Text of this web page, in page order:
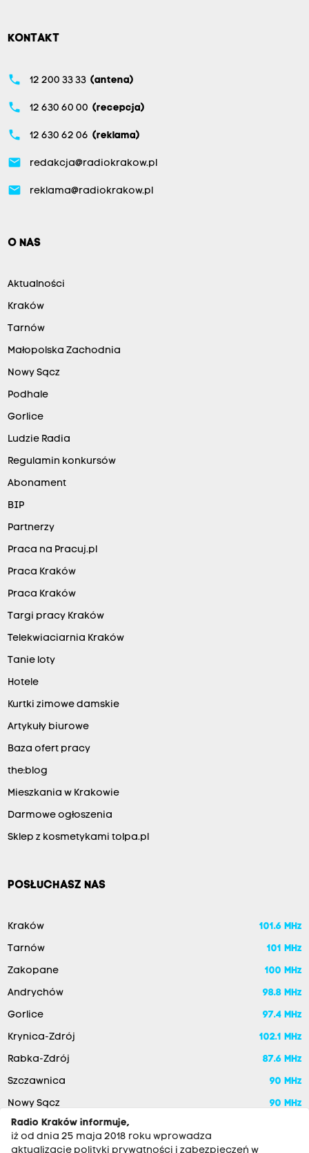
KONTAKT
phone 12 200 33 33 (antena)
phone 12 630 60 00 (recepcja)
phone 12 630 62 06 (reklama)
email redakcja@radiokrakow.pl
email reklama@radiokrakow.pl
O NAS
Aktualności
Kraków
Tarnów
Małopolska Zachodnia
Nowy Sącz
Podhale
Gorlice
Ludzie Radia
Regulamin konkursów
Abonament
BIP
Partnerzy
Praca na Pracuj.pl
Praca Kraków
Praca Kraków
Targi pracy Kraków
Telekwiaciarnia Kraków
Tanie loty
Hotele
Kurtki zimowe damskie
Artykuły biurowe
Baza ofert pracy
the:blog
Mieszkania w Krakowie
Darmowe ogłoszenia
Sklep z kosmetykami tolpa.pl
POSŁUCHASZ NAS
Kraków 101.6 MHz
Tarnów 101 MHz
Zakopane 100 MHz
Andrychów 98.8 MHz
Gorlice 97.4 MHz
Krynica-Zdrój 102.1 MHz
Rabka-Zdrój 87.6 MHz
Szczawnica 90 MHz
Nowy Sącz
90 MHz
Radio Kraków informuje,
iż od dnia 25 maja 2018 roku wprowadza
aktualizację polityki prywatności i zabezpieczeń w